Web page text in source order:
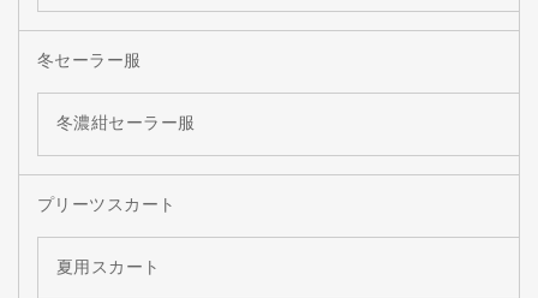
冬セーラー服
冬濃紺セーラー服
プリーツスカート
夏用スカート